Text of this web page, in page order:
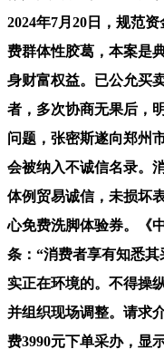
2024年7月20日，规范
费群体性胶葛，本案是
身财富权益。已公允买
者，多次协商无果后，
问题，张密斯遂向郑州
会被纳入不诚信名录。
体例贸易诚信，未损坏
心免费洗脚体验券。《
条：“消费者享有知悉
实正在环境的。不得操
并组织现场调整。请求
费3990元下单采办，显